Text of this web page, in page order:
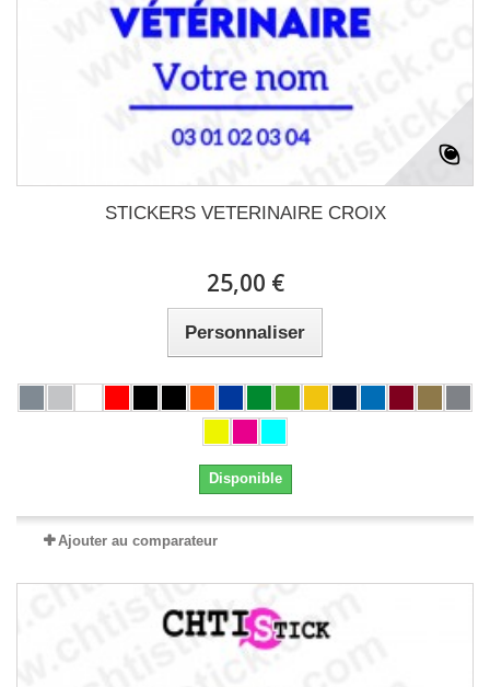
STICKERS VETERINAIRE CROIX
25,00 €
Personnaliser
Disponible
Ajouter au comparateur